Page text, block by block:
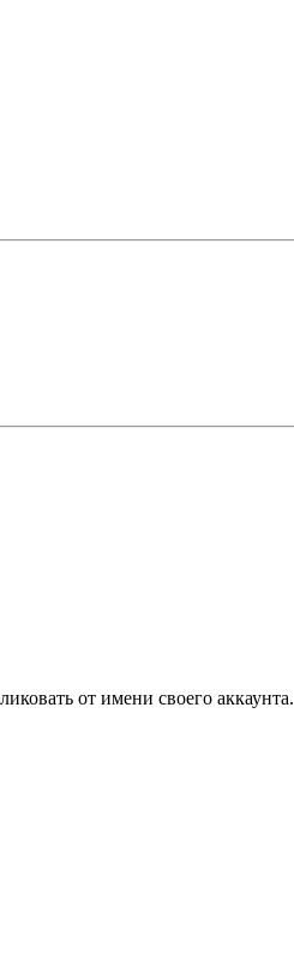
от имени своего аккаунта.